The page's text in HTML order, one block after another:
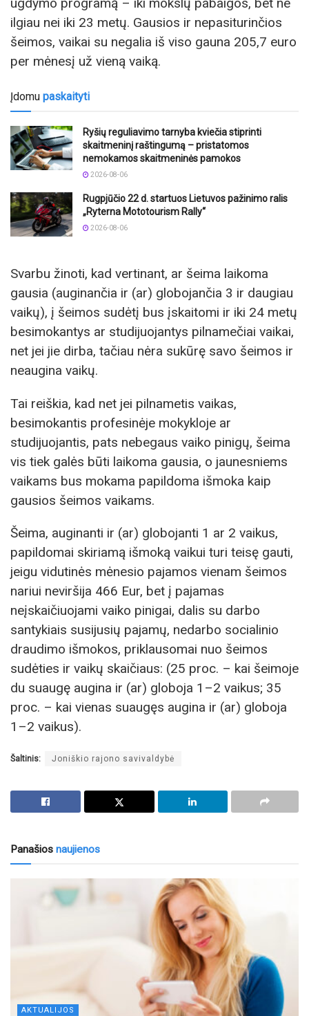
ilgiau nei iki 23 metų. Gausios ir nepasiturinčios
šeimos, vaikai su negalia iš viso gauna 205,7 euro
per mėnesį už vieną vaiką.
Įdomu paskaityti
Ryšių reguliavimo tarnyba kviečia stiprinti
skaitmeninį raštingumą – pristatomos
nemokamos skaitmeninės pamokos
2026-08-06
Rugpjūčio 22 d. startuos Lietuvos pažinimo ralis
„Ryterna Mototourism Rally“
2026-08-06
Svarbu žinoti, kad vertinant, ar šeima laikoma
gausia (auginančia ir (ar) globojančia 3 ir daugiau
vaikų), į šeimos sudėtį bus įskaitomi ir iki 24 metų
besimokantys ar studijuojantys pilnamečiai vaikai,
net jei jie dirba, tačiau nėra sukūrę savo šeimos ir
neaugina vaikų.
Tai reiškia, kad net jei pilnametis vaikas,
besimokantis profesinėje mokykloje ar
studijuojantis, pats nebegaus vaiko pinigų, šeima
vis tiek galės būti laikoma gausia, o jaunesniems
vaikams bus mokama papildoma išmoka kaip
gausios šeimos vaikams.
Šeima, auginanti ir (ar) globojanti 1 ar 2 vaikus,
papildomai skiriamą išmoką vaikui turi teisę gauti,
jeigu vidutinės mėnesio pajamos vienam šeimos
nariui neviršija 466 Eur, bet į pajamas
neįskaičiuojami vaiko pinigai, dalis su darbo
santykiais susijusių pajamų, nedarbo socialinio
draudimo išmokos, priklausomai nuo šeimos
sudėties ir vaikų skaičiaus: (25 proc. – kai šeimoje
du suaugę augina ir (ar) globoja 1–2 vaikus; 35
proc. – kai vienas suaugęs augina ir (ar) globoja
1–2 vaikus).
Šaltinis: Joniškio rajono savivaldybė
Panašios naujienos
AKTUALIJOS